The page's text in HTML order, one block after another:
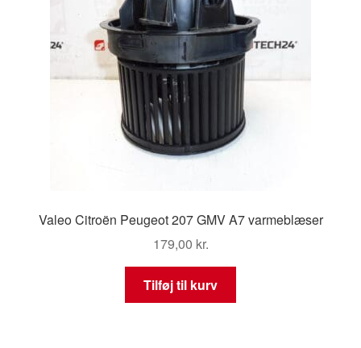
Valeo Citroën Peugeot 207 GMV A7 varmeblæser
179,00 kr.
Tilføj til kurv